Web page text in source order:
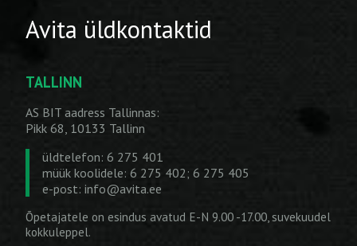
Avita üldkontaktid
TALLINN
AS BIT aadress Tallinnas:
Pikk 68, 10133 Tallinn
üldtelefon: 6 275 401
müük koolidele: 6 275 402; 6 275 405
e-post: info@avita.ee
Õpetajatele on esindus avatud E-N 9.00 -17.00, suvekuudel
kokkuleppel.